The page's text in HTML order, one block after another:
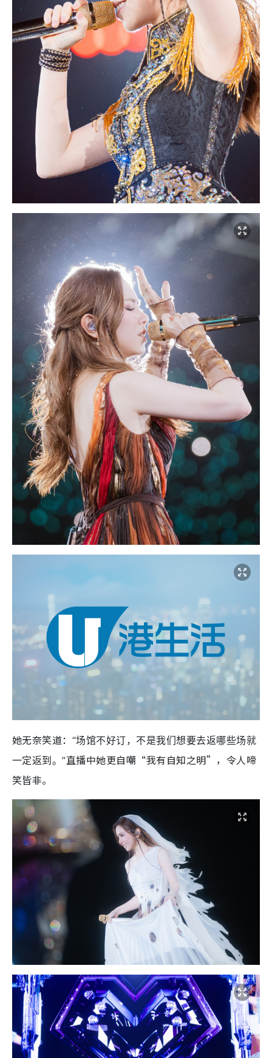
她无奈笑道： “场馆不好订，不是我们想要去返哪些场就
一定返到。”直播中她更自嘲“我有自知之明”，令人啼
笑皆非。